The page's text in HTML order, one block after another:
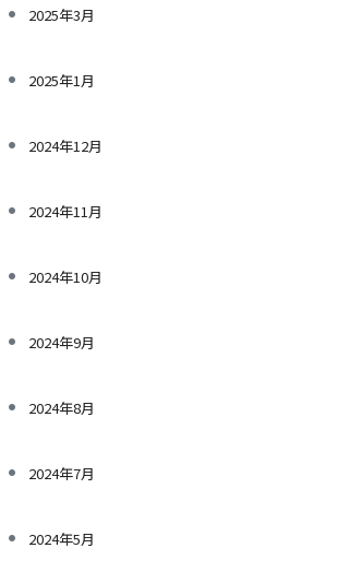
2025年3月
2025年1月
2024年12月
2024年11月
2024年10月
2024年9月
2024年8月
2024年7月
2024年5月